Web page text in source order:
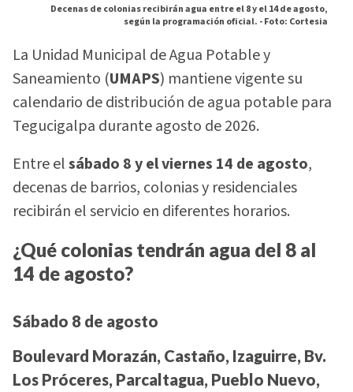
Decenas de colonias recibirán agua entre el 8 y el 14 de agosto,
según la programación oficial. -Foto: Cortesia
La Unidad Municipal de Agua Potable y
Saneamiento (UMAPS) mantiene vigente su
calendario de distribución de agua potable para
Tegucigalpa durante agosto de 2026.
Entre elsábado 8 y el viernes 14 de agosto,
decenas de barrios, colonias y residenciales
recibirán el servicio en diferentes horarios.
¿Qué colonias tendrán agua del 8 al
14 de agosto?
Sábado 8 de agosto
Boulevard Morazán, Castaño, Izaguirre, Bv.
Los Próceres, Parcaltagua, Pueblo Nuevo,